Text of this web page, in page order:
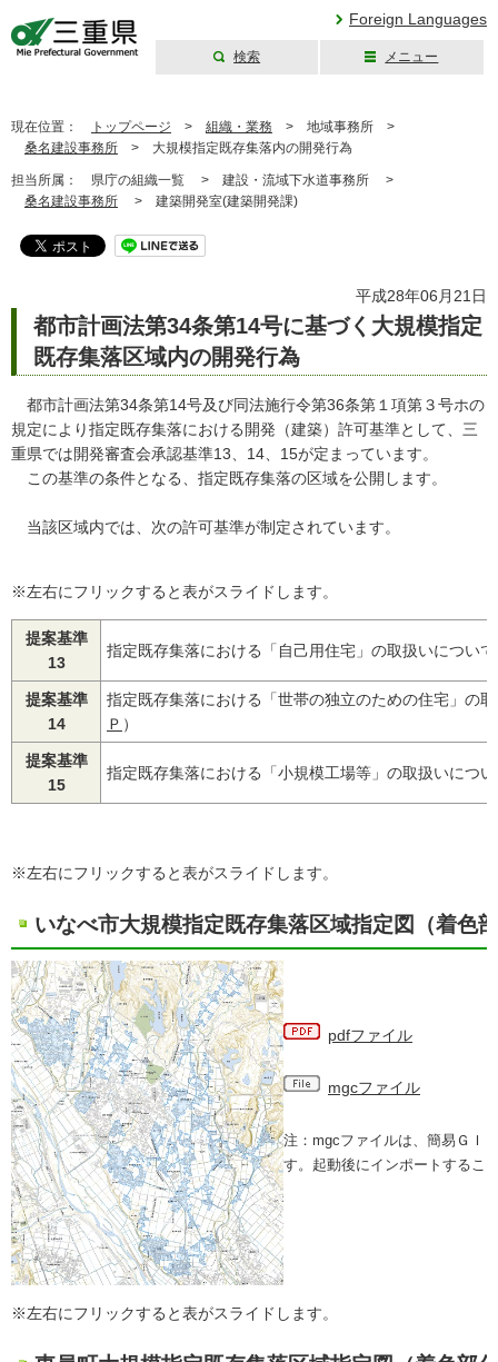
Foreign Languages
検索 メニュー
現在位置： トップページ > 組織・業務 > 地域事務所 >
桑名建設事務所 > 大規模指定既存集落内の開発行為
担当所属： 県庁の組織一覧 > 建設・流域下水道事務所 >
桑名建設事務所 > 建築開発室(建築開発課)
平成28年06月21日
都市計画法第34条第14号に基づく大規模指定
既存集落区域内の開発行為
都市計画法第34条第14号及び同法施行令第36条第１項第３号ホの
規定により指定既存集落における開発（建築）許可基準として、三
重県では開発審査会承認基準13、14、15が定まっています。
この基準の条件となる、指定既存集落の区域を公開します。
当該区域内では、次の許可基準が制定されています。
※左右にフリックすると表がスライドします。
提案基準
13
指定既存集落における「自己用住宅」の取扱いについ
提案基準
14
指定既存集落における「世帯の独立のための住宅」の
Ｐ ）
提案基準
15
指定既存集落における「小規模工場等」の取扱いにつ
※左右にフリックすると表がスライドします。
いなべ市大規模指定既存集落区域指定図（着色
pdfファイル
mgcファイル
注：mgcファイルは、簡易ＧＩ
す。起動後にインポートするこ
※左右にフリックすると表がスライドします。